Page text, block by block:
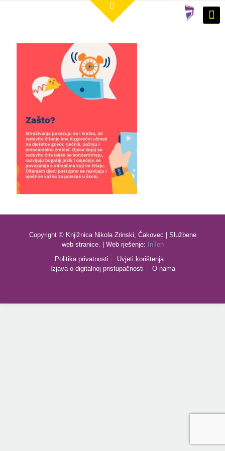
Copyright © Knjižnica Nikola Zrinski, Čakovec | Službene
web stranice. | Web rješenje:
InTeh
Politika privatnosti
Uvjeti korištenja
Izjava o digitalnoj pristupačnosti
O nama